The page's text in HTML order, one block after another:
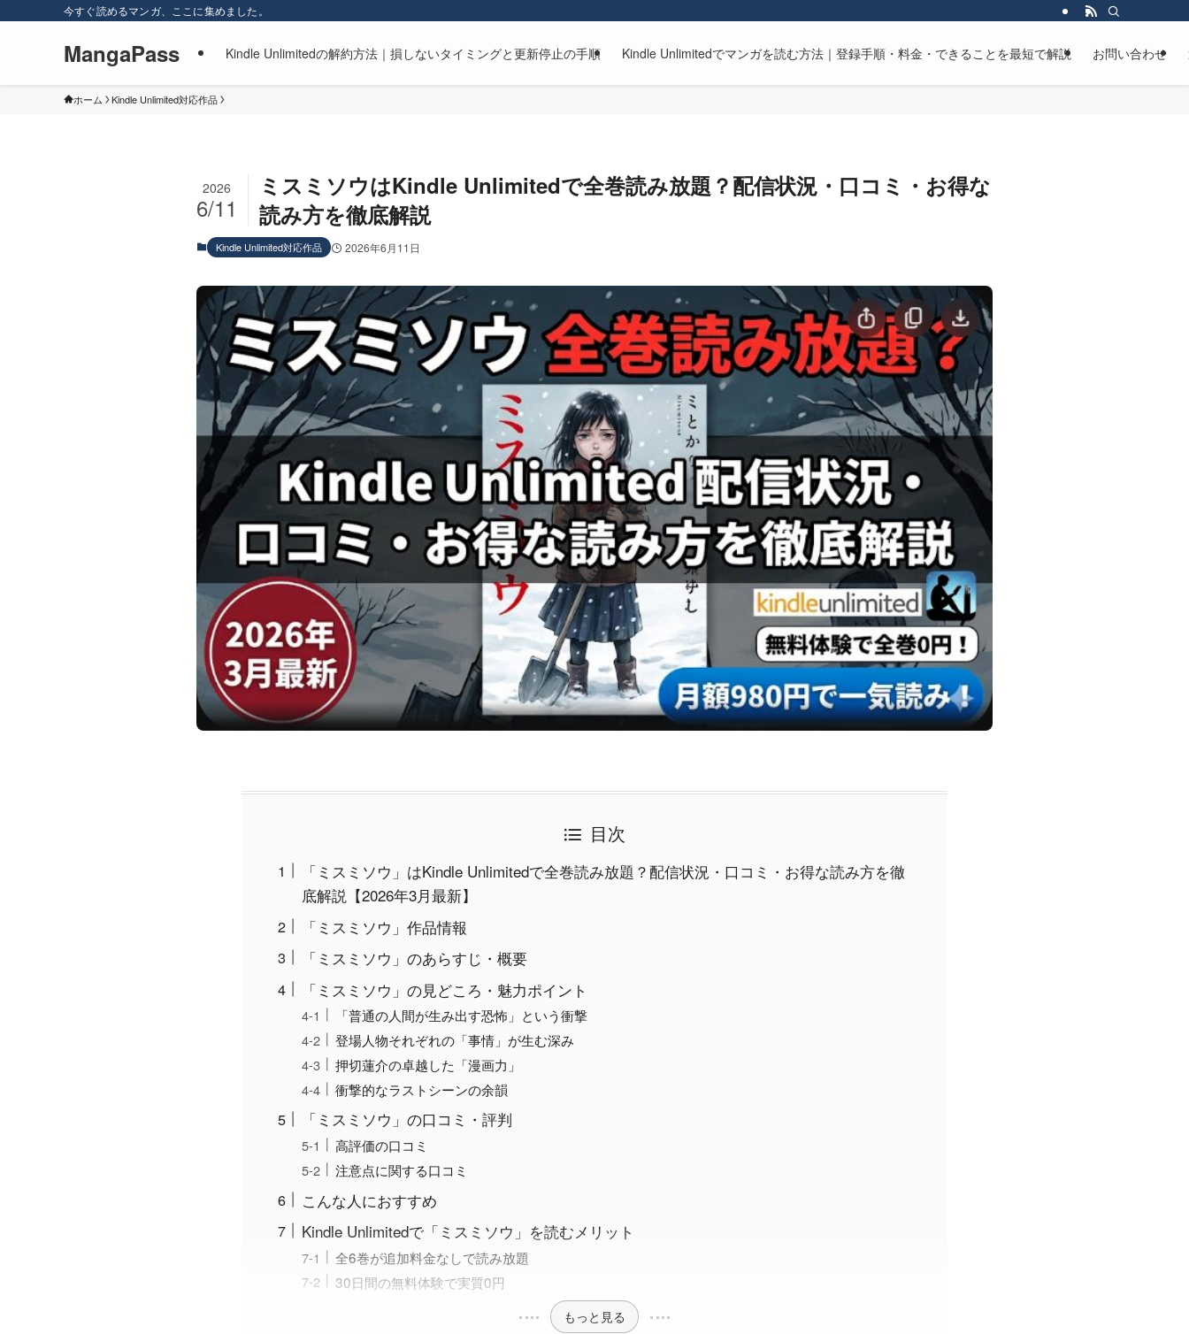
今すぐ読めるマンガ、ここに集めました。
MangaPass Kindle Unlimitedの解約方法｜損しないタイミングと更新停止の手順 Kindle Unlimitedでマンガを読む方法｜登録手順・料金・できることを最短で解説 お問い合わせ
ホーム Kindle Unlimited対応作品
ミスミソウはKindle Unlimitedで全巻読み放題？配信状況・口コミ・お得な
読み方を徹底解説
2026
6/11
Kindle Unlimited対応作品 2026年6月11日
目次
「ミスミソウ」はKindle Unlimitedで全巻読み放題？配信状況・口コミ・お得な読み方を徹
底解説【2026年3月最新】
「ミスミソウ」作品情報
「ミスミソウ」のあらすじ・概要
「ミスミソウ」の見どころ・魅力ポイント
「普通の人間が生み出す恐怖」という衝撃
登場人物それぞれの「事情」が生む深み
押切蓮介の卓越した「漫画力」
衝撃的なラストシーンの余韻
「ミスミソウ」の口コミ・評判
高評価の口コミ
注意点に関する口コミ
こんな人におすすめ
Kindle Unlimitedで「ミスミソウ」を読むメリット
全6巻が追加料金なしで読み放題
30日間の無料体験で実質0円
もっと見る